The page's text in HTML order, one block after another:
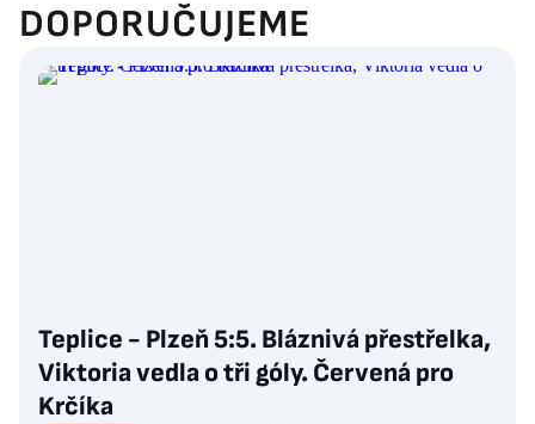
DOPORUČUJEME
Teplice - Plzeň 5:5. Bláznivá přestřelka,
Viktoria vedla o tři góly. Červená pro
Krčíka